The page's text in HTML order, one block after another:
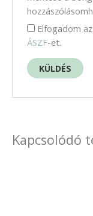
Elfogadom az
ÁSZF-et.
Kapcsolódó